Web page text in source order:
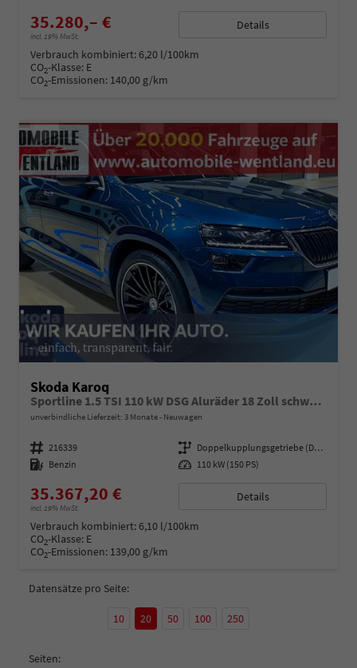
35.280,– €
incl. 19% MwSt.
Details
Verbrauch kombiniert:6,20 l/100km
CO2-Klasse: E
CO2-Emissionen: 140,00 g/km
Skoda Karoq
Sportline 1.5 TSI 110 kW DSG Aluräder 18 Zoll schwarz, Sonderfarbe Stahlgrau,Phone Box, Klimaauromatik,LED MATRIX, dynamische Blinkleuchten,Drive Mode Seledct, Kessy Full, Navigation, Sun Set,Rückkamera, PDC,LED , 4J.Grantie, Virt. Cockpit
unverbindliche Lieferzeit: 3 Monate Neuwagen
Fahrzeugnummer 216339 Getriebe
Doppelkupplungsgetriebe (DSG)
Kraftstoff Benzin Leistung 110 kW (150 PS)
35.367,20 €
incl. 19% MwSt.
Details
Verbrauch kombiniert:6,10 l/100km
CO2-Klasse: E
CO2-Emissionen: 139,00 g/km
Datensätze pro Seite:
10 20 50 100 250
Seiten: